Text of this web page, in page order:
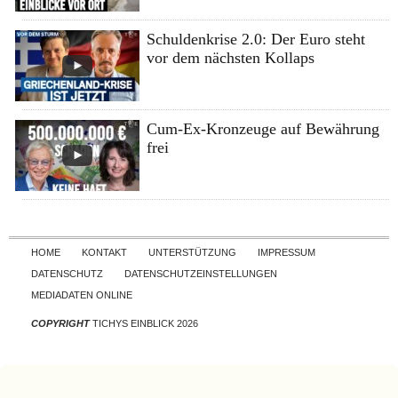
Schuldenkrise 2.0: Der Euro steht
vor dem nächsten Kollaps
Cum-Ex-Kronzeuge auf Bewährung
frei
Skip to content
HOME KONTAKT UNTERSTÜTZUNG
IMPRESSUM
DATENSCHUTZ
DATENSCHUTZEINSTELLUNGEN
MEDIADATEN ONLINE
COPYRIGHTTICHYS EINBLICK 2026